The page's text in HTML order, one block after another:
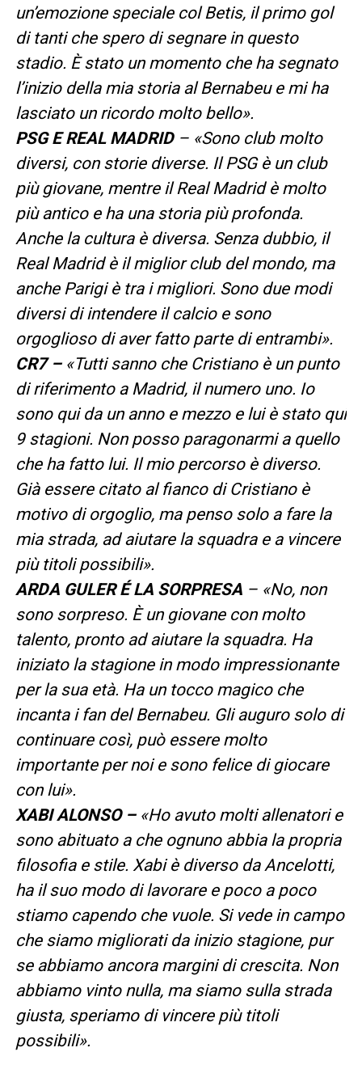
un’emozione speciale col Betis, il primo gol
di tanti che spero di segnare in questo
stadio. È stato un momento che ha segnato
l’inizio della mia storia al Bernabeu e mi ha
lasciato un ricordo molto bello».
PSG E REAL MADRID – «Sono club molto
diversi, con storie diverse. Il PSG è un club
più giovane, mentre il Real Madrid è molto
più antico e ha una storia più profonda.
Anche la cultura è diversa. Senza dubbio, il
Real Madrid è il miglior club del mondo, ma
anche Parigi è tra i migliori. Sono due modi
diversi di intendere il calcio e sono
orgoglioso di aver fatto parte di entrambi».
CR7 –«Tutti sanno che Cristiano è un punto
di riferimento a Madrid, il numero uno. Io
sono qui da un anno e mezzo e lui è stato qui
9 stagioni. Non posso paragonarmi a quello
che ha fatto lui. Il mio percorso è diverso.
Già essere citato al fianco di Cristiano è
motivo di orgoglio, ma penso solo a fare la
mia strada, ad aiutare la squadra e a vincere
più titoli possibili».
ARDA GULER É LA SORPRESA – «No, non
sono sorpreso. È un giovane con molto
talento, pronto ad aiutare la squadra. Ha
iniziato la stagione in modo impressionante
per la sua età. Ha un tocco magico che
incanta i fan del Bernabeu. Gli auguro solo di
continuare così, può essere molto
importante per noi e sono felice di giocare
con lui».
XABI ALONSO – «Ho avuto molti allenatori e
sono abituato a che ognuno abbia la propria
filosofia e stile. Xabi è diverso da Ancelotti,
ha il suo modo di lavorare e poco a poco
stiamo capendo che vuole. Si vede in campo
che siamo migliorati da inizio stagione, pur
se abbiamo ancora margini di crescita. Non
abbiamo vinto nulla, ma siamo sulla strada
giusta, speriamo di vincere più titoli
possibili».